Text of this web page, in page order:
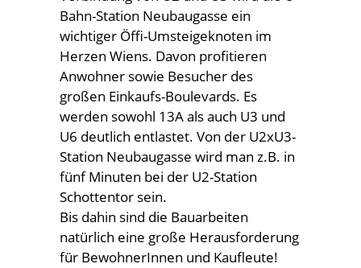
Bahn-Station Neubaugasse ein
wichtiger Öffi-Umsteigeknoten im
Herzen Wiens. Davon profitieren
Anwohner sowie Besucher des
großen Einkaufs-Boulevards. Es
werden sowohl 13A als auch U3 und
U6 deutlich entlastet. Von der U2xU3-
Station Neubaugasse wird man z.B. in
fünf Minuten bei der U2-Station
Schottentor sein.
Bis dahin sind die Bauarbeiten
natürlich eine große Herausforderung
für BewohnerInnen und Kaufleute!